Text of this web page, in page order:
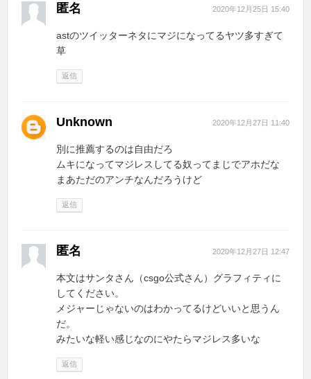
匿名 2020年12月25日 15:40
astのツイッターネタにマジになってるヤツ多すぎて
草
返信
Unknown 2020年12月27日 11:40
別に推薦するのは自由だろ
ムキになってマジレスしてる奴ってまじでアホだな
まあただのアンチなんだろうけど
返信
匿名 2020年12月27日 12:47
本文はサンタさん（csgo公式さん）グラフィティに
してください。
メジャーじゃないのはわかってるけどいいと思うん
だ。
みたいな軽い感じなのにやたらマジレス多いな
返信